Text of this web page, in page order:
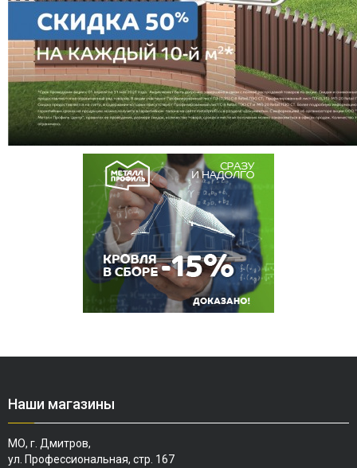
Наши магазины
МО, г. Дмитров,
ул. Профессиональная, стр. 167